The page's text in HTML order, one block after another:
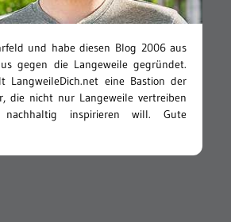
und habe diesen Blog 2006 aus
gegen die Langeweile gegründet.
LangweileDich.net eine Bastion der
die nicht nur Langeweile vertreiben
inspirieren will. Gute